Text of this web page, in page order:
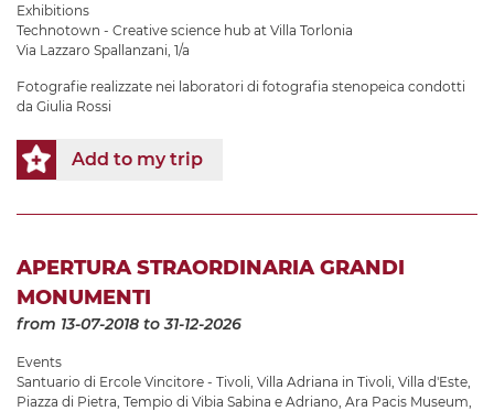
Exhibitions
Technotown - Creative science hub at Villa Torlonia
Via Lazzaro Spallanzani, 1/a
Fotografie realizzate nei laboratori di fotografia stenopeica condotti
da Giulia Rossi
Add to my trip
APERTURA STRAORDINARIA GRANDI
MONUMENTI
from 13-07-2018 to 31-12-2026
Events
Santuario di Ercole Vincitore - Tivoli Villa Adriana in Tivoli Villa d'Este
Piazza di Pietra Tempio di Vibia Sabina e Adriano Ara Pacis Museum